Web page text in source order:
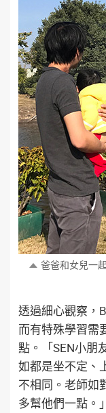
爸爸和女兒一
透過細心觀察，
而有特殊學習需
點。「SEN小朋
如都是坐不定、
不相同。老師如
多幫他們一點。